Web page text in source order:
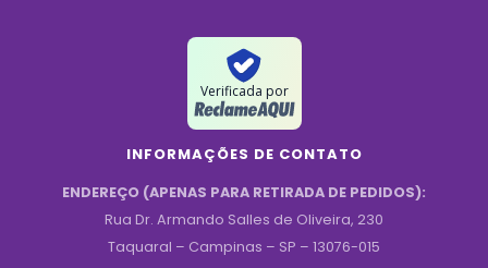
Verificada por
INFORMAÇÕES DE CONTATO
ENDEREÇO (APENAS PARA RETIRADA DE PEDIDOS):
Rua Dr. Armando Salles de Oliveira, 230
Taquaral – Campinas – SP – 13076-015